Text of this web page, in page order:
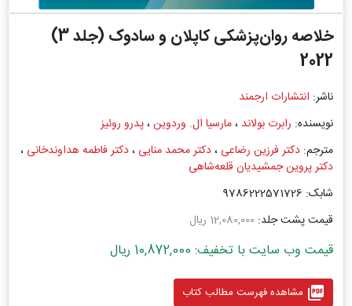
خلاصه روان‌پزشکی کاپلان و سادوک (جلد 3)
2022
ناشر: انتشارات ارجمند
نویسنده: رابرت بولاند ،مارسیا ال. وردوین،پدرو روئیز
مترجم: دکتر فرزین رضاعی ،دکتر محمد منایی ،دکتر فاطمه هداوندخانی ،
دکتر پروین جمشیدیان قلعه‌شاهی
شابک: 9786222571726
قیمت پشت جلد: 12,080,000 ریال
قیمت وب سایت با تخفیف: 10,872,000 ریال
picture_as_pdf مشاهده فهرست مطالب کتاب